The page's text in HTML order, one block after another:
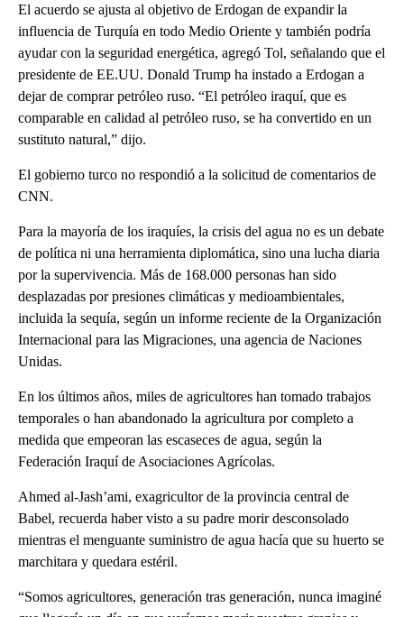
El acuerdo se ajusta al objetivo de Erdogan de expandir la
influencia de Turquía en todo Medio Oriente y también podría
ayudar con la seguridad energética, agregó Tol, señalando que el
presidente de EE.UU. Donald Trump ha instado a Erdogan a
dejar de comprar petróleo ruso. “El petróleo iraquí, que es
comparable en calidad al petróleo ruso, se ha convertido en un
sustituto natural,” dijo.
El gobierno turco no respondió a la solicitud de comentarios de
CNN.
Para la mayoría de los iraquíes, la crisis del agua no es un debate
de política ni una herramienta diplomática, sino una lucha diaria
por la supervivencia. Más de 168.000 personas han sido
desplazadas por presiones climáticas y medioambientales,
incluida la sequía, según un informe reciente de la Organización
Internacional para las Migraciones, una agencia de Naciones
Unidas.
En los últimos años, miles de agricultores han tomado trabajos
temporales o han abandonado la agricultura por completo a
medida que empeoran las escaseces de agua, según la
Federación Iraquí de Asociaciones Agrícolas.
Ahmed al-Jash’ami, exagricultor de la provincia central de
Babel, recuerda haber visto a su padre morir desconsolado
mientras el menguante suministro de agua hacía que su huerto se
marchitara y quedara estéril.
“Somos agricultores, generación tras generación, nunca imaginé